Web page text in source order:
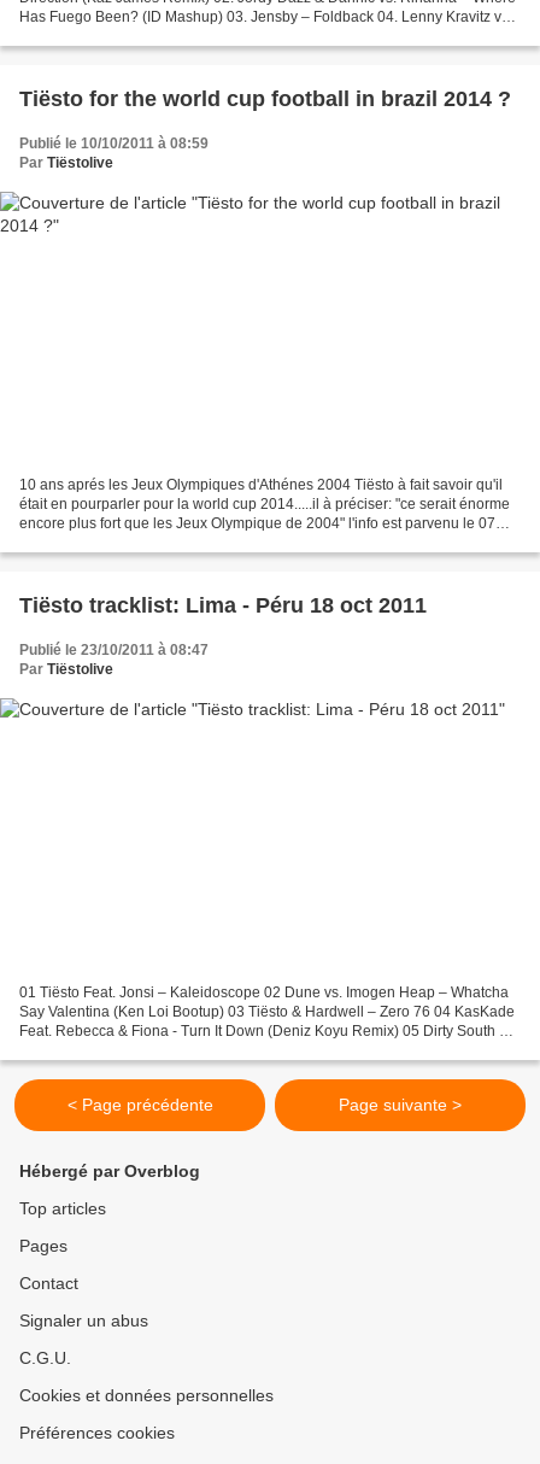
Has Fuego Been? (ID Mashup) 03. Jensby – Foldback 04. Lenny Kravitz vs.
Tiësto for the world cup football in brazil 2014 ?
Publié le 10/10/2011 à 08:59
Par Tiëstolive
10 ans aprés les Jeux Olympiques d'Athénes 2004 Tiësto à fait savoir qu'il
était en pourparler pour la world cup 2014.....il à préciser: "ce serait énorme
encore plus fort que les Jeux Olympique de 2004" l'info est parvenu le 07
Tiësto tracklist: Lima - Péru 18 oct 2011
Publié le 23/10/2011 à 08:47
Par Tiëstolive
01 Tiësto Feat. Jonsi – Kaleidoscope 02 Dune vs. Imogen Heap – Whatcha
Say Valentina (Ken Loi Bootup) 03 Tiësto & Hardwell – Zero 76 04 KasKade
Feat. Rebecca & Fiona - Turn It Down (Deniz Koyu Remix) 05 Dirty South &
< Page précédente Page suivante >
Hébergé par Overblog
Top articles
Pages
Contact
Signaler un abus
C.G.U.
Cookies et données personnelles
Préférences cookies